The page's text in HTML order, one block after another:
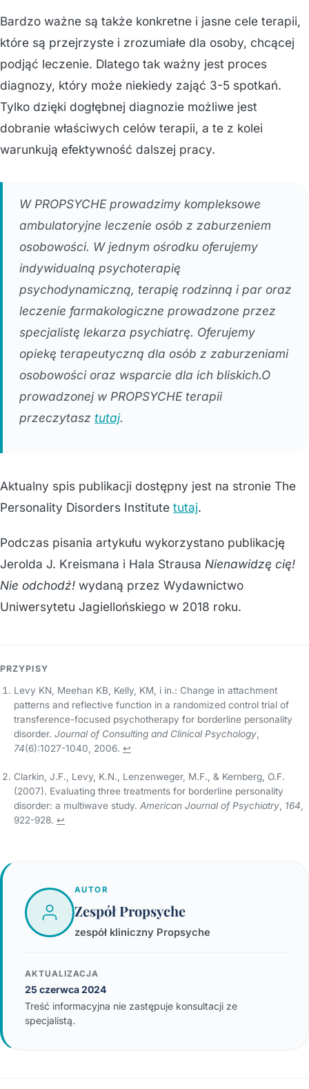
Bardzo ważne są także konkretne i jasne cele terapii,
które są przejrzyste i zrozumiałe dla osoby, chcącej
podjąć leczenie. Dlatego tak ważny jest proces
diagnozy, który może niekiedy zająć 3-5 spotkań.
Tylko dzięki dogłębnej diagnozie możliwe jest
dobranie właściwych celów terapii, a te z kolei
warunkują efektywność dalszej pracy.
W PROPSYCHE prowadzimy kompleksowe
ambulatoryjne leczenie osób z zaburzeniem
osobowości. W jednym ośrodku oferujemy
indywidualną psychoterapię
psychodynamiczną, terapię rodzinną i par oraz
leczenie farmakologiczne prowadzone przez
specjalistę lekarza psychiatrę. Oferujemy
opiekę terapeutyczną dla osób z zaburzeniami
osobowości oraz wsparcie dla ich bliskich.O
prowadzonej w PROPSYCHE terapii
przeczytasz tutaj.
Aktualny spis publikacji dostępny jest na stronie The
Personality Disorders Institute tutaj.
Podczas pisania artykułu wykorzystano publikację
Jerolda J. Kreismana i Hala Strausa Nienawidzę cię!
Nie odchodź! wydaną przez Wydawnictwo
Uniwersytetu Jagiellońskiego w 2018 roku.
Footnotes
Levy KN, Meehan KB, Kelly, KM, i in.: Change in attachment
patterns and reflective function in a randomized control trial of
transference-focused psychotherapy for borderline personality
disorder. Journal of Consulting and Clinical Psychology
74(6):1027-1040, 2006. ↩
Clarkin, J.F., Levy, K.N., Lenzenweger, M.F., & Kernberg, O.F.
(2007). Evaluating three treatments for borderline personality
disorder: a multiwave study. American Journal of Psychiatry 164
922-928. ↩
AUTOR
Zespół Propsyche
zespół kliniczny Propsyche
AKTUALIZACJA
25 czerwca 2024
Treść informacyjna nie zastępuje konsultacji ze
specjalistą.